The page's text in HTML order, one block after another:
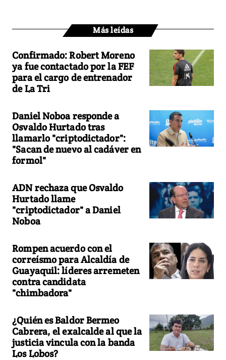
Más leídas
Confirmado: Robert Moreno
ya fue contactado por la FEF
para el cargo de entrenador
de La Tri
Daniel Noboa responde a
Osvaldo Hurtado tras
llamarlo "criptodictador":
"Sacan de nuevo al cadáver en
formol"
ADN rechaza que Osvaldo
Hurtado llame
"criptodictador" a Daniel
Noboa
Rompen acuerdo con el
correísmo para Alcaldía de
Guayaquil: líderes arremeten
contra candidata
"chimbadora"
¿Quién es Baldor Bermeo
Cabrera, el exalcalde al que la
justicia vincula con la banda
Los Lobos?